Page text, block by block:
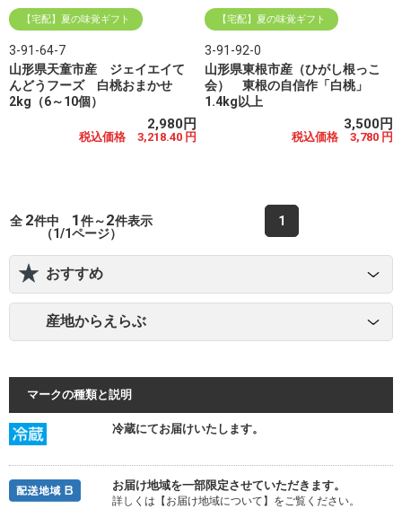
【宅配】夏の味覚ギフト
3-91-64-7
山形県天童市産 ジェイエイて
んどうフーズ 白桃おまかせ
2kg（6～10個）
2,980円
税込価格 3,218.40 円
【宅配】夏の味覚ギフト
3-91-92-0
山形県東根市産（ひがし根っこ
会） 東根の自信作「白桃」
1.4kg以上
3,500円
税込価格 3,780 円
全 2件中 1件～2件表示
（1/1ページ）
1
おすすめ
産地からえらぶ
マークの種類と説明
冷蔵にてお届けいたします。
お届け地域を一部限定させていただきます。
詳しくは【お届け地域について】をご覧ください。